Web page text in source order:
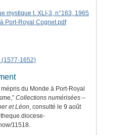
(1577-1652)
du Monde à Port-Royal
Collections numérisées –
et Léon, consulté le 9 août
11518.